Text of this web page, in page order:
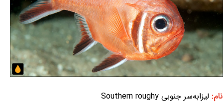
نام: لیزابه‌سر جنوبی Southern roughy